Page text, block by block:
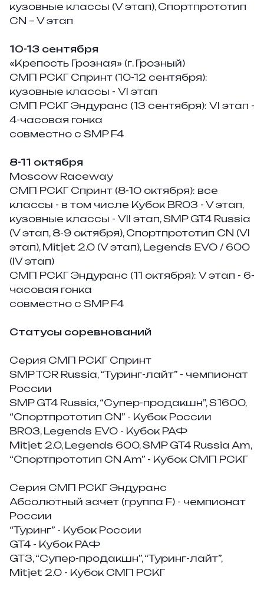
кузовные классы (V этап), Спортпрототип
CN – V этап
10-13 сентября
«Крепость Грозная» (г. Грозный)
СМП РСКГ Спринт (10-12 сентября):
кузовные классы - VI этап
СМП РСКГ Эндуранс (13 сентября): VI этап -
4-часовая гонка
совместно с SMP F4
8-11 октября
Moscow Raceway
СМП РСКГ Спринт (8-10 октября): все
классы - в том числе Кубок BR03 - V этап,
кузовные классы - VII этап, SMP GT4 Russia
(V этап, 8-9 октября), Спортпрототип CN (VI
этап), Mitjet 2.0 (V этап), Legends EVO / 600
(IV этап)
СМП РСКГ Эндуранс (11 октября): V этап - 6-
часовая гонка
совместно с SMP F4
Статусы соревнований
Серия СМП РСКГ Спринт
SMP TCR Russia, “Туринг-лайт” - чемпионат
России
SMP GT4 Russia, “Супер-продакшн”, S1600,
“Спортпрототип CN” - Кубок России
BR03, Legends EVO - Кубок РАФ
Mitjet 2.0, Legends 600, SMP GT4 Russia Am,
“Спортпрототип CN Am” - Кубок СМП РСКГ
Серия СМП РСКГ Эндуранс
Абсолютный зачет (группа F) - чемпионат
России
“Туринг” - Кубок России
GT4 - Кубок РАФ
GT3, “Супер-продакшн”, “Туринг-лайт”,
Mitjet 2.0 - Кубок СМП РСКГ